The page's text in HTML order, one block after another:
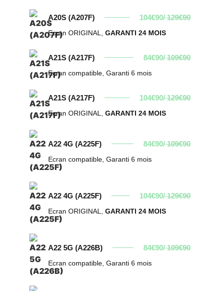
A20S (A207F) 104€90/129€90
Ecran ORIGINAL,GARANTI 24 MOIS
A21S (A217F) 84€90/109€90
Ecran compatible, Garanti 6 mois
A21S (A217F) 104€90/129€90
Ecran ORIGINAL,GARANTI 24 MOIS
A22 4G (A225F) 84€90/109€90
Ecran compatible, Garanti 6 mois
A22 4G (A225F) 104€90/129€90
Ecran ORIGINAL,GARANTI 24 MOIS
A22 5G (A226B) 84€90/109€90
Ecran compatible, Garanti 6 mois